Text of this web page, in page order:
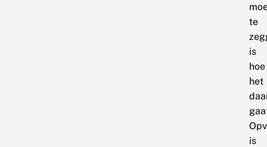
te
is
hoe
het
is